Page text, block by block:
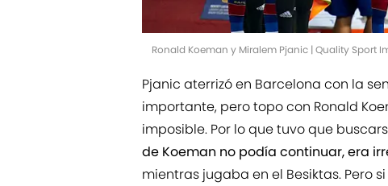
Ronald Koeman y Miralem Pjanic | Quality Sport
Pjanic aterrizó en Barcelona con la
importante, pero topo con Ronald
imposible. Por lo que tuvo que
de Koeman no podía continuar, era
mientras jugaba en el Besiktas. Pero